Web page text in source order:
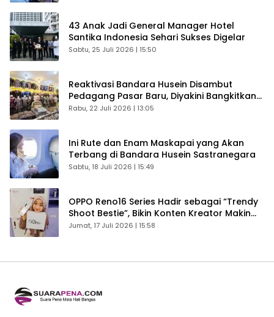
43 Anak Jadi General Manager Hotel
Santika Indonesia Sehari Sukses Digelar
Sabtu, 25 Juli 2026 | 15:50
Reaktivasi Bandara Husein Disambut
Pedagang Pasar Baru, Diyakini Bangkitkan
Kembali Ekonomi Bandung
Rabu, 22 Juli 2026 | 13:05
Ini Rute dan Enam Maskapai yang Akan
Terbang di Bandara Husein Sastranegara
Sabtu, 18 Juli 2026 | 15:49
OPPO Reno16 Series Hadir sebagai “Trendy
Shoot Bestie”, Bikin Konten Kreator Makin
Betah
Jumat, 17 Juli 2026 | 15:58